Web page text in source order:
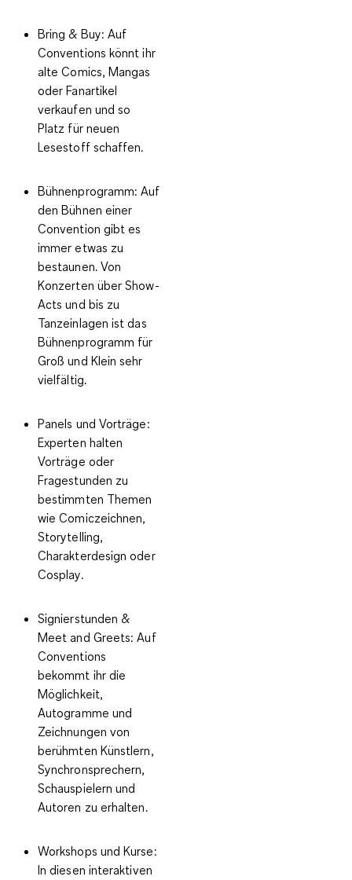
Bring & Buy: Auf
Conventions könnt ihr
alte Comics, Mangas
oder Fanartikel
verkaufen und so
Platz für neuen
Lesestoff schaffen.
Bühnenprogramm: Auf
den Bühnen einer
Convention gibt es
immer etwas zu
bestaunen. Von
Konzerten über Show-
Acts und bis zu
Tanzeinlagen ist das
Bühnenprogramm für
Groß und Klein sehr
vielfältig.
Panels und Vorträge:
Experten halten
Vorträge oder
Fragestunden zu
bestimmten Themen
wie Comiczeichnen,
Storytelling,
Charakterdesign oder
Cosplay.
Signierstunden &
Meet and Greets: Auf
Conventions
bekommt ihr die
Möglichkeit,
Autogramme und
Zeichnungen von
berühmten Künstlern,
Synchronsprechern,
Schauspielern und
Autoren zu erhalten.
Workshops und Kurse:
In diesen interaktiven